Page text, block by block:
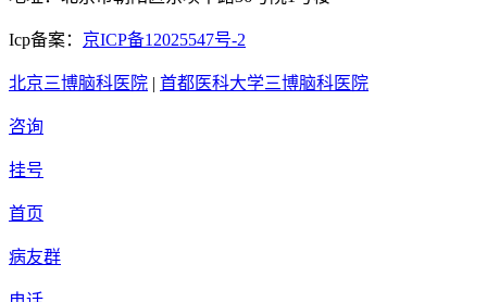
Icp备案： 京ICP备12025547号-2
北京三博脑科医院 | 首都医科大学三博脑科医院
咨询
挂号
首页
病友群